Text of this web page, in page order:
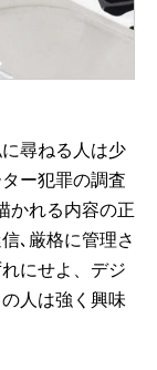
尋ねる人は少
ー犯罪の調査
かれる内容の正
､厳格に管理さ
にせよ、デジ
人は強く興味